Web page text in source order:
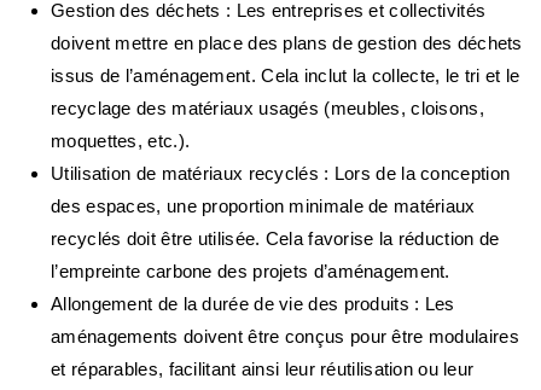
Gestion des déchets : Les entreprises et collectivités
doivent mettre en place des plans de gestion des déchets
issus de l’aménagement. Cela inclut la collecte, le tri et le
recyclage des matériaux usagés (meubles, cloisons,
moquettes, etc.).
Utilisation de matériaux recyclés : Lors de la conception
des espaces, une proportion minimale de matériaux
recyclés doit être utilisée. Cela favorise la réduction de
l’empreinte carbone des projets d’aménagement.
Allongement de la durée de vie des produits : Les
aménagements doivent être conçus pour être modulaires
et réparables, facilitant ainsi leur réutilisation ou leur